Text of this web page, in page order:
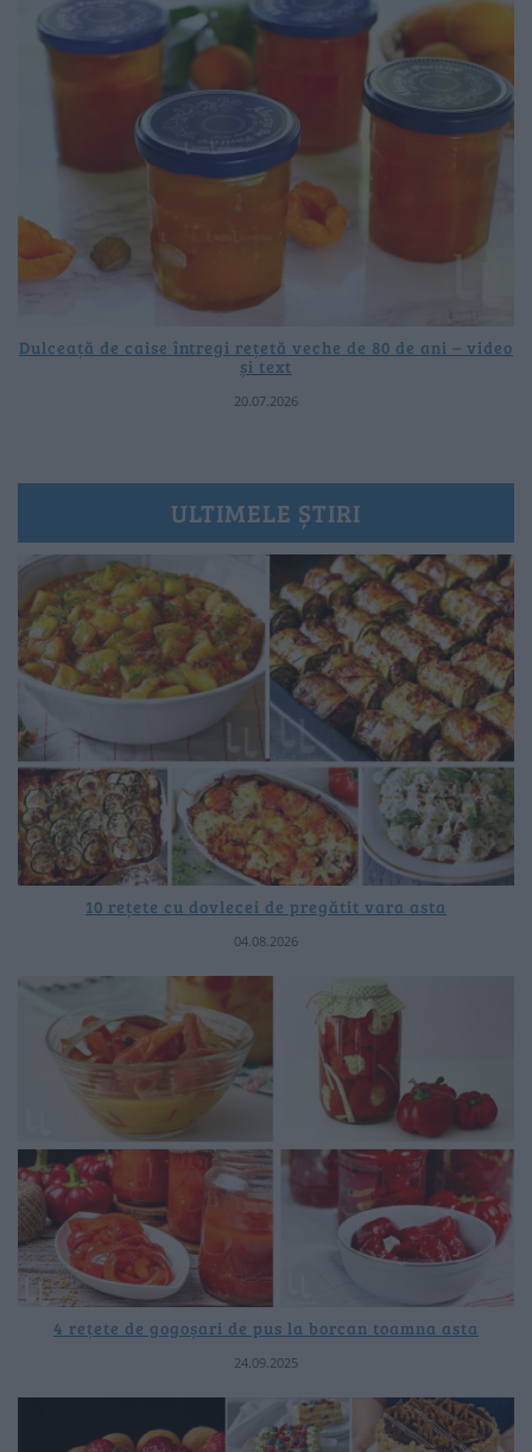
Dulceață de caise întregi rețetă veche de 80 de ani – video
și text
20.07.2026
ULTIMELE ȘTIRI
10 rețete cu dovlecei de pregătit vara asta
04.08.2026
4 rețete de gogoșari de pus la borcan toamna asta
24.09.2025